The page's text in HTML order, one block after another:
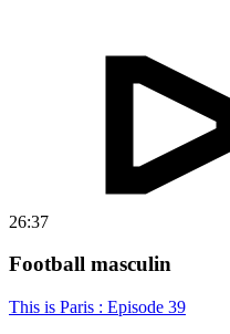
26:37
Football masculin
This is Paris : Episode 39